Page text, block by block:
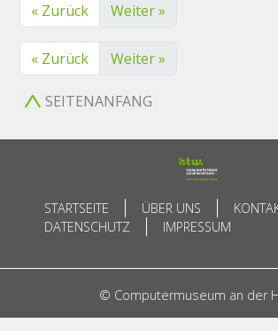
« Zurück Weiter »
« Zurück Weiter »
SEITENANFANG
STARTSEITE ÜBER UNS
DATENSCHUTZ
IMPRESSUM
© Computermuseum an der